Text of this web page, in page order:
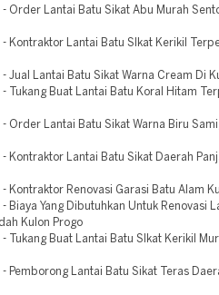
- Order Lantai Batu Sikat Abu Murah
- Kontraktor Lantai Batu SIkat Kerikil
Jual Lantai Batu Sikat Warna Cream Di
- Tukang Buat Lantai Batu Koral Hitam
- Order Lantai Batu Sikat Warna Biru
- Kontraktor Lantai Batu Sikat Daerah
Kontraktor Renovasi Garasi Batu Alam
Biaya Yang Dibutuhkan Untuk Renovasi
Kulon Progo
Tukang Buat Lantai Batu SIkat Kerikil
Pemborong Lantai Batu Sikat Teras